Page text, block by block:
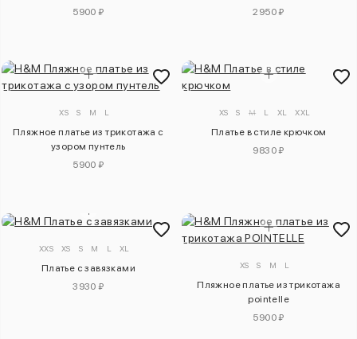
5900 ₽
2950 ₽
XS S M L
Пляжное платье из трикотажа с
узором пунтель
5900 ₽
XS S M L XL XXL
Платье в стиле крючком
9830 ₽
XXS XS S M L XL
Платье с завязками
3930 ₽
XS S M L
Пляжное платье из трикотажа
pointelle
5900 ₽